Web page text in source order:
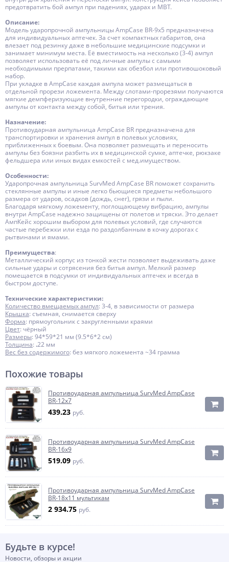
предотвратить бой ампул при падениях, ударах и МВТ.
Описание:
Модель ударопрочной ампульницы AmpCase BR-9x5 предназначена
для индивидуальных аптечек. За счет компактных габаритов, она
влезает под резинку даже в небольшие медицинские подсумки и
занимает минимум места. Её вместимость на несколько (3-4) ампул
позволяет использовать её под личные ампулы с самыми
необходимыми прерпатами, такими как обезбол или противошоковый
набор.
При укладке в AmpCase каждая ампула может размещаться в
отдельной прорези ложемента. Между слотами-прорезями получаются
мягкие демпферизующие внутренние перегородки, ограждающие
ампулы от контакта между собой, битья или трения.
Назначение:
Противоударная ампульница AmpCase BR предназначена для
транспортировки и хранения ампул в полевых условиях,
приближенных к боевым. Она позволяет размещать и переносить
ампулы без боязни разбить их в медицинской сумке, аптечке, рюкзаке
фельдшера или иных видах емкостей с мед.имуществом.
Особенности:
Ударопрочная ампульница SurvMed AmpCase BR поможет сохранить
стеклянные ампулы и иные легко бьющиеся предметы небольшого
размера от ударов, осадков (дождь, снег), грязи и пыли.
Благодаря мягкому ложементу, поглощающему вибрацию, ампулы
внутри AmpCase надежно защищены от полетов и тряски. Это делает
АмпКейс хорошим выбором для полевых условий, где случаются
частые перебежки или езда по раздолбанным в кочку дорогах с
рытвинами и ямами.
Преимущества:
Металлический корпус из тонкой жести позволяет выдеживать даже
сильные удары и сотрясения без битья ампул. Мелкий размер
помещается в подсумки от индивидуальных аптечек и всегда в
быстром доступе.
Технические характеристики:
Количество вмещаемых ампул: 3-4, в зависимости от размера
Крышка: съемная, снимается сверху
Форма: прямоугольник с закругленными краями
Цвет: чёрный
Размеры: 94*59*21 мм (9.5*6*2 см)
Толщина: .22 мм
Вес без содержимого: без мягкого ложемента ~34 грамма
Похожие товары
Противоударная ампульница SurvMed AmpCase
BR-12x7
439.23 руб.
Противоударная ампульница SurvMed AmpCase
BR-16x9
519.09 руб.
Противоударная ампульница SurvMed AmpCase
BR-18x11 мультикам
2 934.75 руб.
Будьте в курсе!
Новости, обзоры и акции